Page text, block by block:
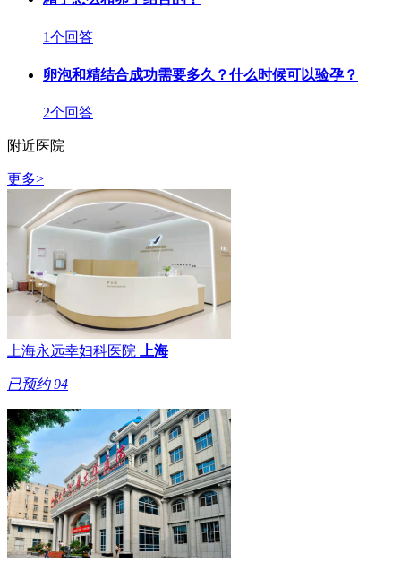
1个回答
卵泡和精结合成功需要多久？什么时候可以验孕？
2个回答
附近医院
更多>
上海永远幸妇科医院 上海
已预约 94